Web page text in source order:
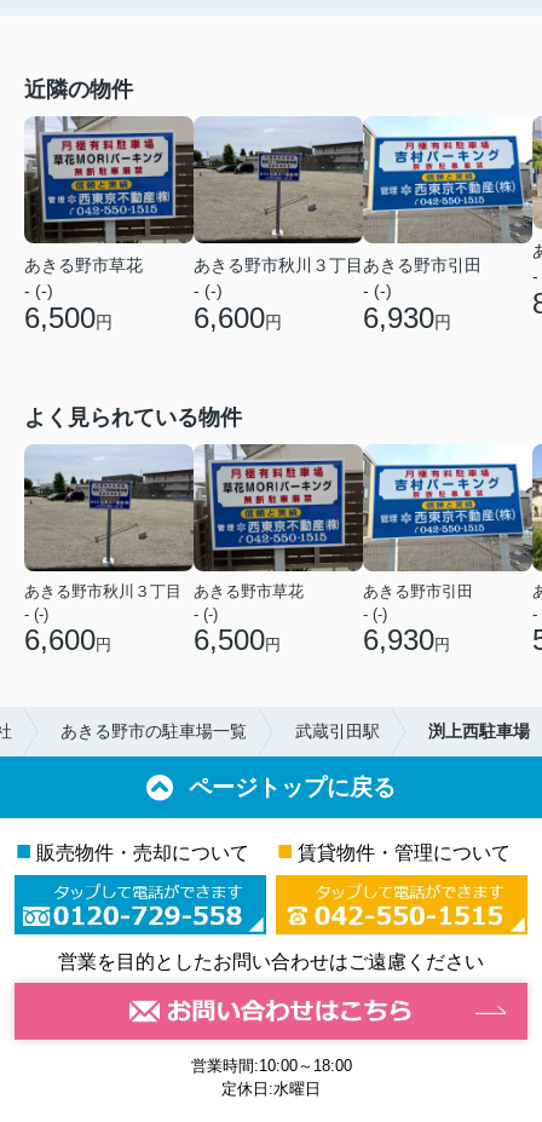
近隣の物件
あきる野市草花
- (-)
6,500円
あきる野市秋川３丁目
- (-)
6,600円
あきる野市引田
- (-)
6,930円
-
よく見られている物件
あきる野市秋川３丁目
- (-)
6,600円
あきる野市草花
- (-)
6,500円
あきる野市引田
- (-)
6,930円
-
あきる野市の駐車場一覧 武蔵引田駅 渕上西駐車場
ページトップに戻る
■ 販売物件・売却について ■ 賃貸物件・管理について
営業を目的としたお問い合わせはご遠慮ください
営業時間:10:00～18:00
定休日:水曜日